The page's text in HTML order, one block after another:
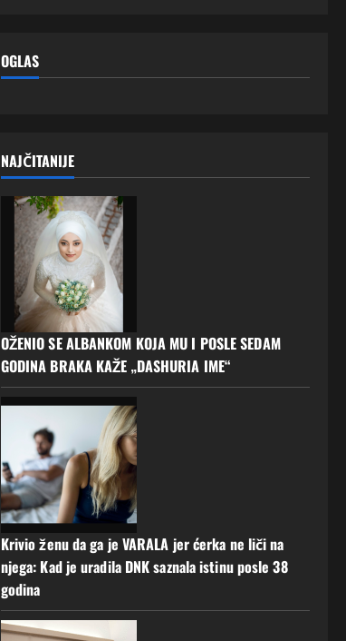
OGLAS
NAJČITANIJE
OŽENIO SE ALBANKOM KOJA MU I POSLE SEDAM
GODINA BRAKA KAŽE „DASHURIA IME“
Krivio ženu da ga je VARALA jer ćerka ne liči na
njega: Kad je uradila DNK saznala istinu posle 38
godina